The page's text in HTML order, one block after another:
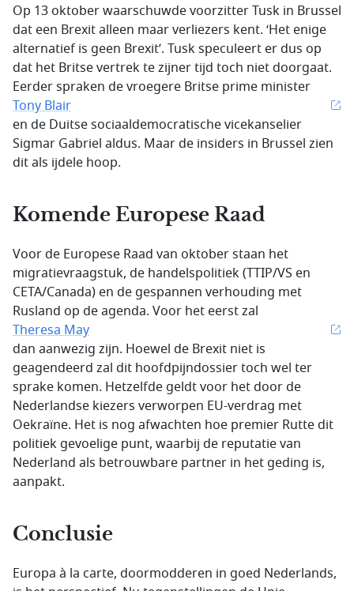
Op 13 oktober waarschuwde voorzitter Tusk in Brussel
dat een Brexit alleen maar verliezers kent. ‘Het enige
alternatief is geen Brexit’. Tusk speculeert er dus op
dat het Britse vertrek te zijner tijd toch niet doorgaat.
Eerder spraken de vroegere Britse prime minister
Tony Blair
en de Duitse sociaaldemocratische vicekanselier
Sigmar Gabriel aldus. Maar de insiders in Brussel zien
dit als ijdele hoop.
Komende Europese Raad
Voor de Europese Raad van oktober staan het
migratievraagstuk, de handelspolitiek (TTIP/VS en
CETA/Canada) en de gespannen verhouding met
Rusland op de agenda. Voor het eerst zal
Theresa May
dan aanwezig zijn. Hoewel de Brexit niet is
geagendeerd zal dit hoofdpijndossier toch wel ter
sprake komen. Hetzelfde geldt voor het door de
Nederlandse kiezers verworpen EU-verdrag met
Oekraïne. Het is nog afwachten hoe premier Rutte dit
politiek gevoelige punt, waarbij de reputatie van
Nederland als betrouwbare partner in het geding is,
aanpakt.
Conclusie
Europa à la carte, doormodderen in goed Nederlands,